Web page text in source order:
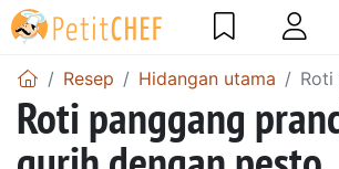
Resep Hidangan utama
Roti panggang